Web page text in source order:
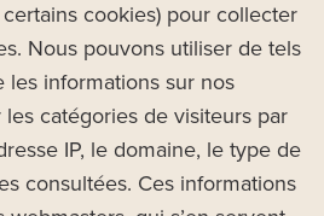
cookies) pour collecter
Nous pouvons utiliser de tels
les informations sur nos
catégories de visiteurs par
IP, le domaine, le type de
consultées. Ces informations